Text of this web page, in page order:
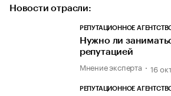
Новости отрасли:
РЕПУТАЦИОННОЕ
Нужно ли
репутацией
Мнение эксперта 16
РЕПУТАЦИОННОЕ